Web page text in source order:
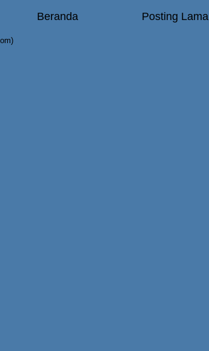
Posting Lama
Beranda